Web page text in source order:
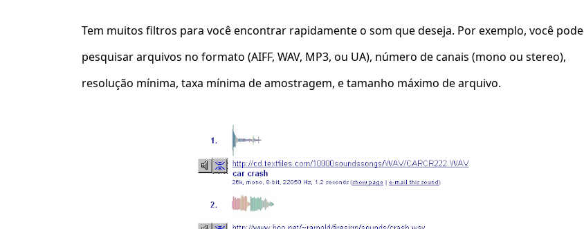
Tem muitos filtros para você encontrar rapidamente o som que deseja. Por exemplo, você pode
pesquisar arquivos no formato (AIFF, WAV, MP3, ou UA), número de canais (mono ou stereo),
resolução mínima, taxa mínima de amostragem, e tamanho máximo de arquivo.